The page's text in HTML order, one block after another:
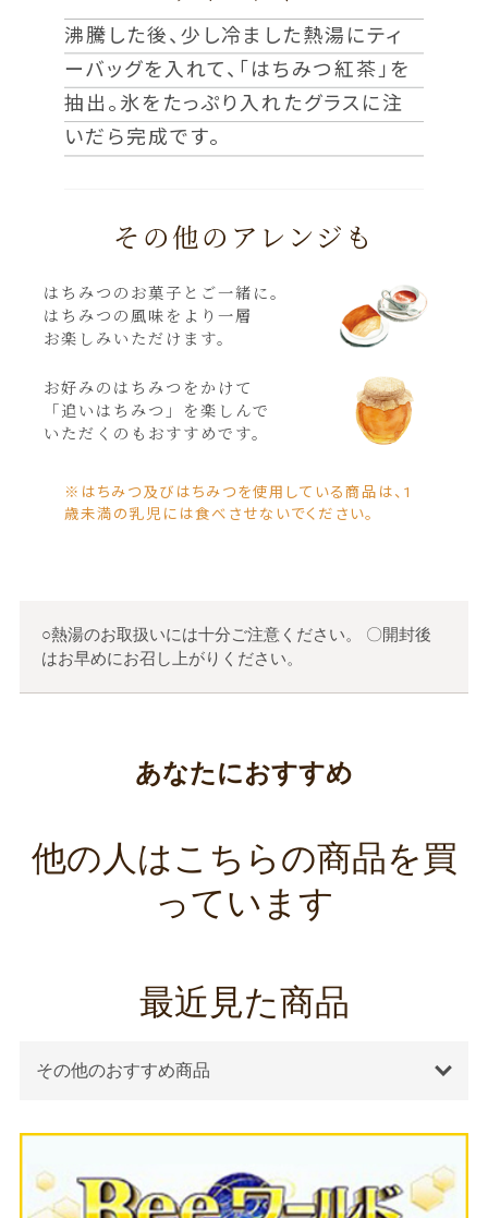
沸騰した後、少し冷ました熱湯にティ
ーバッグを入れて、「はちみつ紅茶」を
抽出。氷をたっぷり入れたグラスに注
いだら完成です。
その他のアレンジも
はちみつのお菓子とご一緒に。
はちみつの風味をより一層
お楽しみいただけます。
お好みのはちみつをかけて
「追いはちみつ」を楽しんで
いただくのもおすすめです。
※はちみつ及びはちみつを使用している商品は、1
歳未満の乳児には食べさせないでください。
○熱湯のお取扱いには十分ご注意ください。 〇開封後
はお早めにお召し上がりください。
あなたにおすすめ
他の人はこちらの商品を買
っています
最近見た商品
その他のおすすめ商品